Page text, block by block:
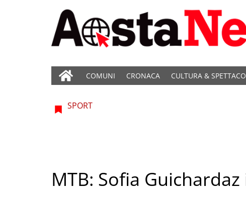
COMUNI CRONACA CULTURA &
SPORT
MTB: Sofia Guichardaz